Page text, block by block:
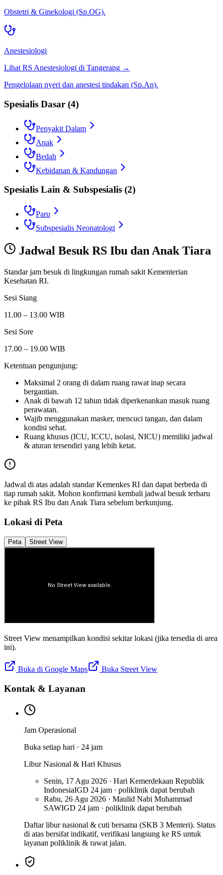
Obstetri & Ginekologi (Sp.OG).
Anestesiologi
Lihat RS Anestesiologi di Tangerang →
Pengelolaan nyeri dan anestesi tindakan (Sp.An).
Spesialis Dasar (4)
Penyakit Dalam
Anak
Bedah
Kebidanan & Kandungan
Spesialis Lain & Subspesialis (2)
Paru
Subspesialis Neonatologi
Jadwal Besuk RS Ibu dan Anak Tiara
Standar jam besuk di lingkungan rumah sakit Kementerian
Kesehatan RI.
Sesi Siang
11.00 – 13.00 WIB
Sesi Sore
17.00 – 19.00 WIB
Ketentuan pengunjung:
Maksimal 2 orang di dalam ruang rawat inap secara
bergantian.
Anak di bawah 12 tahun tidak diperkenankan masuk ruang
perawatan.
Wajib menggunakan masker, mencuci tangan, dan dalam
kondisi sehat.
Ruang khusus (ICU, ICCU, isolasi, NICU) memiliki jadwal
& aturan tersendiri yang lebih ketat.
Jadwal di atas adalah standar Kemenkes RI dan dapat berbeda di
tiap rumah sakit. Mohon konfirmasi kembali jadwal besuk terbaru
ke pihak RS Ibu dan Anak Tiara sebelum berkunjung.
Lokasi di Peta
Peta Street View
Street View menampilkan kondisi sekitar lokasi (jika tersedia di area
ini).
Buka di Google Maps Buka Street View
Kontak & Layanan
Jam Operasional
Buka setiap hari · 24 jam
Libur Nasional & Hari Khusus
Senin, 17 Agu 2026 · Hari Kemerdekaan Republik
IndonesiaIGD 24 jam · poliklinik dapat berubah
Rabu, 26 Agu 2026 · Maulid Nabi Muhammad
SAWIGD 24 jam · poliklinik dapat berubah
Daftar libur nasional & cuti bersama (SKB 3 Menteri). Status
di atas bersifat indikatif, verifikasi langsung ke RS untuk
layanan poliklinik & rawat jalan.